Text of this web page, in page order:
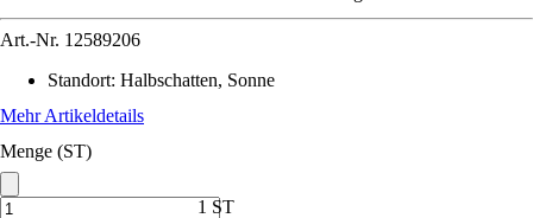
Art.-Nr. 12589206
Standort: Halbschatten, Sonne
Mehr Artikeldetails
Menge (ST)
1 ST